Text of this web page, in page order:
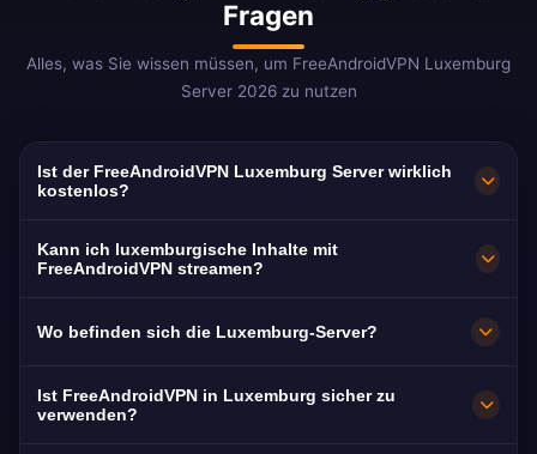
Fragen
Alles, was Sie wissen müssen, um FreeAndroidVPN Luxemburg
Server 2026 zu nutzen
Ist der FreeAndroidVPN Luxemburg Server wirklich
kostenlos?
100% kostenlos ohne versteckte Gebühren,
unbegrenzten Zugang zu luxemburgischen
Alzette und Differdingen ohne jegliche
Kann ich luxemburgische Inhalte mit
FreeAndroidVPN streamen?
Streamen luxemburgischer Plattformen wie
optimiert. Die meisten Nutzer genießen
Wo befinden sich die Luxemburg-Server?
Server in Luxemburg, darunter Luxemburg-
Ist FreeAndroidVPN in Luxemburg sicher zu
verwenden?